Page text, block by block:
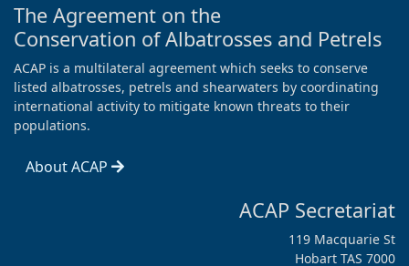
The Agreement on the
Conservation of Albatrosses and Petrels
ACAP is a multilateral agreement which seeks to conserve
listed albatrosses, petrels and shearwaters by coordinating
international activity to mitigate known threats to their
populations.
About ACAP
ACAP Secretariat
119 Macquarie St
Hobart TAS 7000